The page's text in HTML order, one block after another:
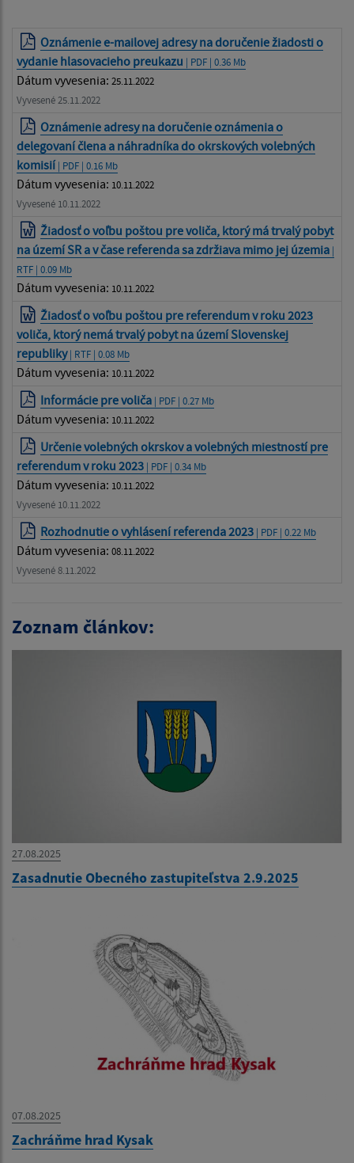
Oznámenie e-mailovej adresy na doručenie žiadosti o
vydanie hlasovacieho preukazu | PDF | 0.36 Mb
Dátum vyvesenia: 25.11.2022
Vyvesené 25.11.2022
Oznámenie adresy na doručenie oznámenia o
delegovaní člena a náhradníka do okrskových volebných
komisií | PDF | 0.16 Mb
Dátum vyvesenia: 10.11.2022
Vyvesené 10.11.2022
Žiadosť o voľbu poštou pre voliča, ktorý má trvalý pobyt
na území SR a v čase referenda sa zdržiava mimo jej územia |
RTF | 0.09 Mb
Dátum vyvesenia: 10.11.2022
Žiadosť o voľbu poštou pre referendum v roku 2023
voliča, ktorý nemá trvalý pobyt na území Slovenskej
republiky| RTF | 0.08 Mb
Dátum vyvesenia: 10.11.2022
Informácie pre voliča | PDF | 0.27 Mb
Dátum vyvesenia: 10.11.2022
Určenie volebných okrskov a volebných miestností pre
referendum v roku 2023 | PDF | 0.34 Mb
Dátum vyvesenia: 10.11.2022
Vyvesené 10.11.2022
Rozhodnutie o vyhlásení referenda 2023 | PDF | 0.22 Mb
Dátum vyvesenia: 08.11.2022
Vyvesené 8.11.2022
Zoznam článkov:
27.08.2025
Zasadnutie Obecného zastupiteľstva 2.9.2025
07.08.2025
Zachráňme hrad Kysak